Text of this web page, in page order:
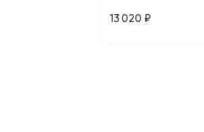
13 020 ₽